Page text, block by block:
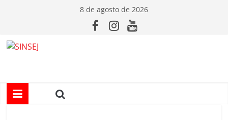
conteúdo
8 de agosto de 2026
I